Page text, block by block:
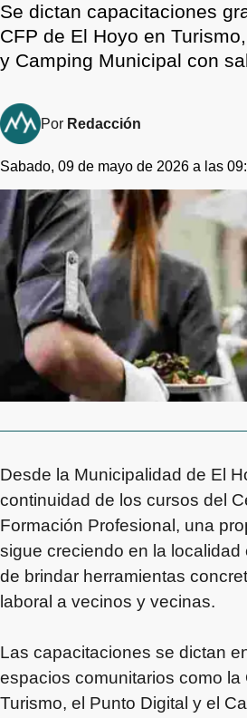
Se dictan capacitaciones
CFP de El Hoyo en
y Camping Municipal con
Por Redacción
Sabado, 09 de mayo de 2026 a las
Desde la Municipalidad de El
continuidad de los cursos del
Formación Profesional, una
sigue creciendo en la localidad
de brindar herramientas
laboral a vecinos y vecinas.
Las capacitaciones se dictan
espacios comunitarios como la
Turismo, el Punto Digital y el